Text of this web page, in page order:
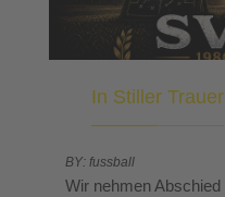
In Stiller Trauer
BY: fussball
Wir nehmen Abschied